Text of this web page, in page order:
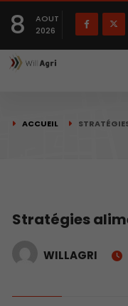
8
AOUT
2026
ACCUEIL
Stratégies
WILLAGRI